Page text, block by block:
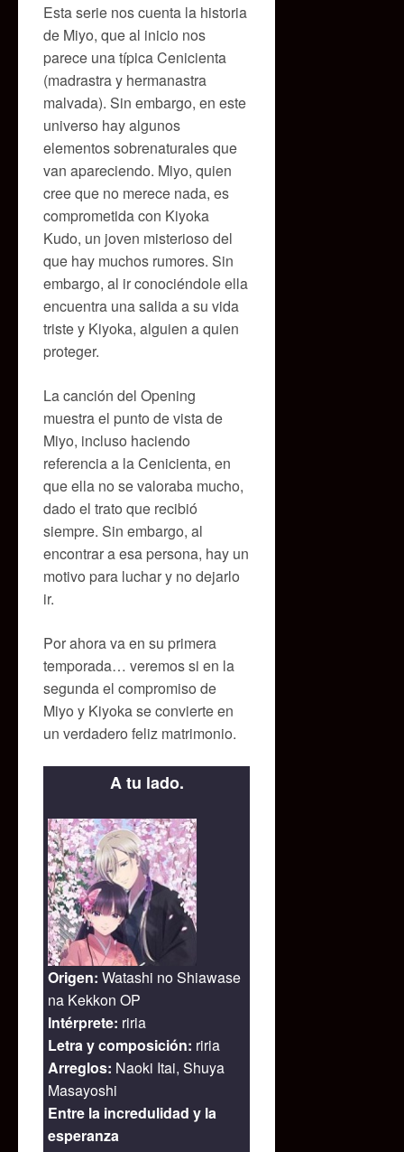
Esta serie nos cuenta la historia
de Miyo, que al inicio nos
parece una típica Cenicienta
(madrastra y hermanastra
malvada). Sin embargo, en este
universo hay algunos
elementos sobrenaturales que
van apareciendo. Miyo, quien
cree que no merece nada, es
comprometida con Kiyoka
Kudo, un joven misterioso del
que hay muchos rumores. Sin
embargo, al ir conociéndole ella
encuentra una salida a su vida
triste y Kiyoka, alguien a quien
proteger.
La canción del Opening
muestra el punto de vista de
Miyo, incluso haciendo
referencia a la Cenicienta, en
que ella no se valoraba mucho,
dado el trato que recibió
siempre. Sin embargo, al
encontrar a esa persona, hay un
motivo para luchar y no dejarlo
ir.
Por ahora va en su primera
temporada… veremos si en la
segunda el compromiso de
Miyo y Kiyoka se convierte en
un verdadero feliz matrimonio.
A tu lado.
Origen: Watashi no Shiawase
na Kekkon OP
Intérprete: riria
Letra y composición: riria
Arreglos: Naoki Itai, Shuya
Masayoshi
Entre la incredulidad y la
esperanza